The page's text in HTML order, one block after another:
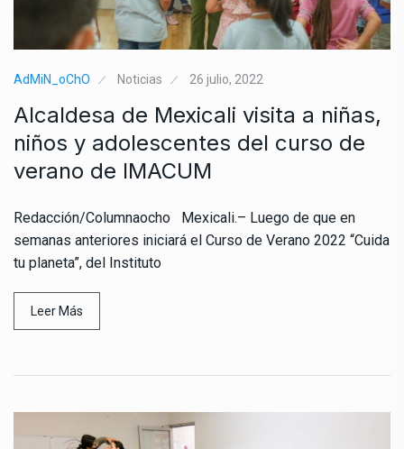
AdMiN_oChO Noticias 26 julio, 2022
Alcaldesa de Mexicali visita a niñas,
niños y adolescentes del curso de
verano de IMACUM
Redacción/Columnaocho Mexicali.– Luego de que en
semanas anteriores iniciará el Curso de Verano 2022 “Cuida
tu planeta”, del Instituto
Leer Más